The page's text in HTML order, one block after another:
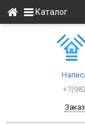
Каталог